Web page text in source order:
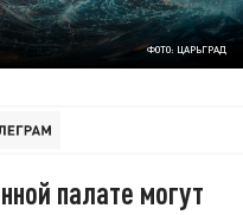
ФОТО: ЦАРЬГРАД
палате могут